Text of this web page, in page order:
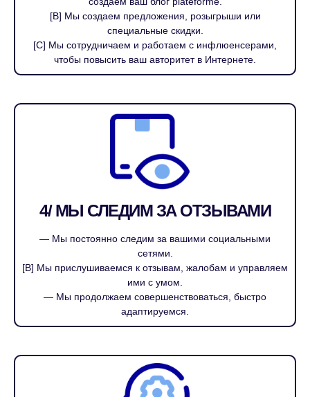
[B] Мы создаем предложения, розыгрыши или
специальные скидки.
[C] Мы сотрудничаем и работаем с инфлюенсерами,
чтобы повысить ваш авторитет в Интернете.
4/ МЫ СЛЕДИМ ЗА ОТЗЫВАМИ
— Мы постоянно следим за вашими социальными
сетями.
[B] Мы прислушиваемся к отзывам, жалобам и управляем
ими с умом.
— Мы продолжаем совершенствоваться, быстро
адаптируемся.